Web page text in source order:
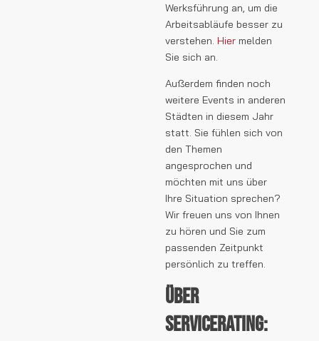
Werksführung an, um die
Arbeitsabläufe besser zu
verstehen. Hier melden
Sie sich an.
Außerdem finden noch
weitere Events in anderen
Städten in diesem Jahr
statt. Sie fühlen sich von
den Themen
angesprochen und
möchten mit uns über
Ihre Situation sprechen?
Wir freuen uns von Ihnen
zu hören und Sie zum
passenden Zeitpunkt
persönlich zu treffen.
Über
ServiceRating: